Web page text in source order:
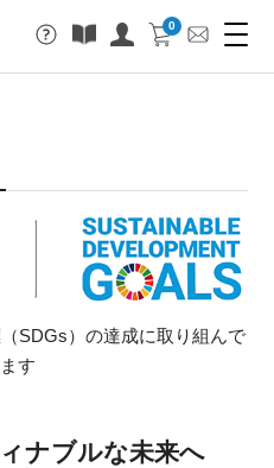
0
SDGs）の達成に取り組んで
す
ナブルな未来へ